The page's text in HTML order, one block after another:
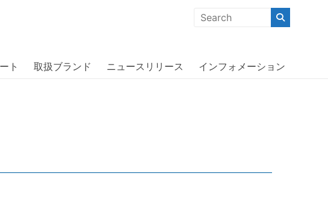
「ユニークな商品」「機能的な商品」「コストパフォーマンスの高い商
ト 取扱ブランド ニュースリリース インフォメーション